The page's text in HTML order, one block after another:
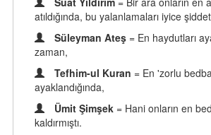
atıldığında, bu yalanlamaları iyice
Süleyman Ateş = En haydutları
zaman,
Tefhim-ul Kuran = En 'zorlu
ayaklandığında,
Ümit Şimşek = Hani onların en
kaldırmıştı.